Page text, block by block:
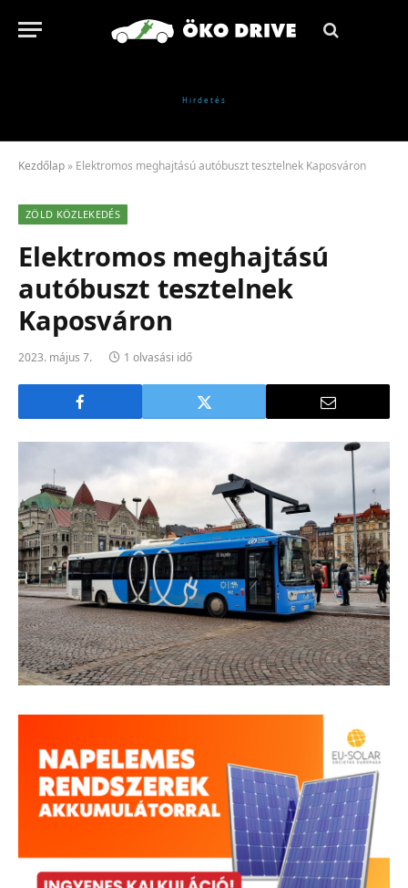
Kezdőlap » Elektromos meghajtású autóbuszt tesztelnek Kaposváron
ZÖLD KÖZLEKEDÉS
Elektromos meghajtású
autóbuszt tesztelnek
Kaposváron
2023. május 7. 1 olvasási idő